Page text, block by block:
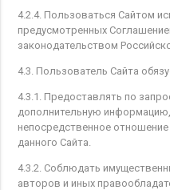
4.2.4. Пользоваться Сайтом
предусмотренных
законодательством
4.3. Пользователь Сайта
4.3.1. Предоставлять по
дополнительную
непосредственное
данного Сайта.
4.3.2. Соблюдать
авторов и иных